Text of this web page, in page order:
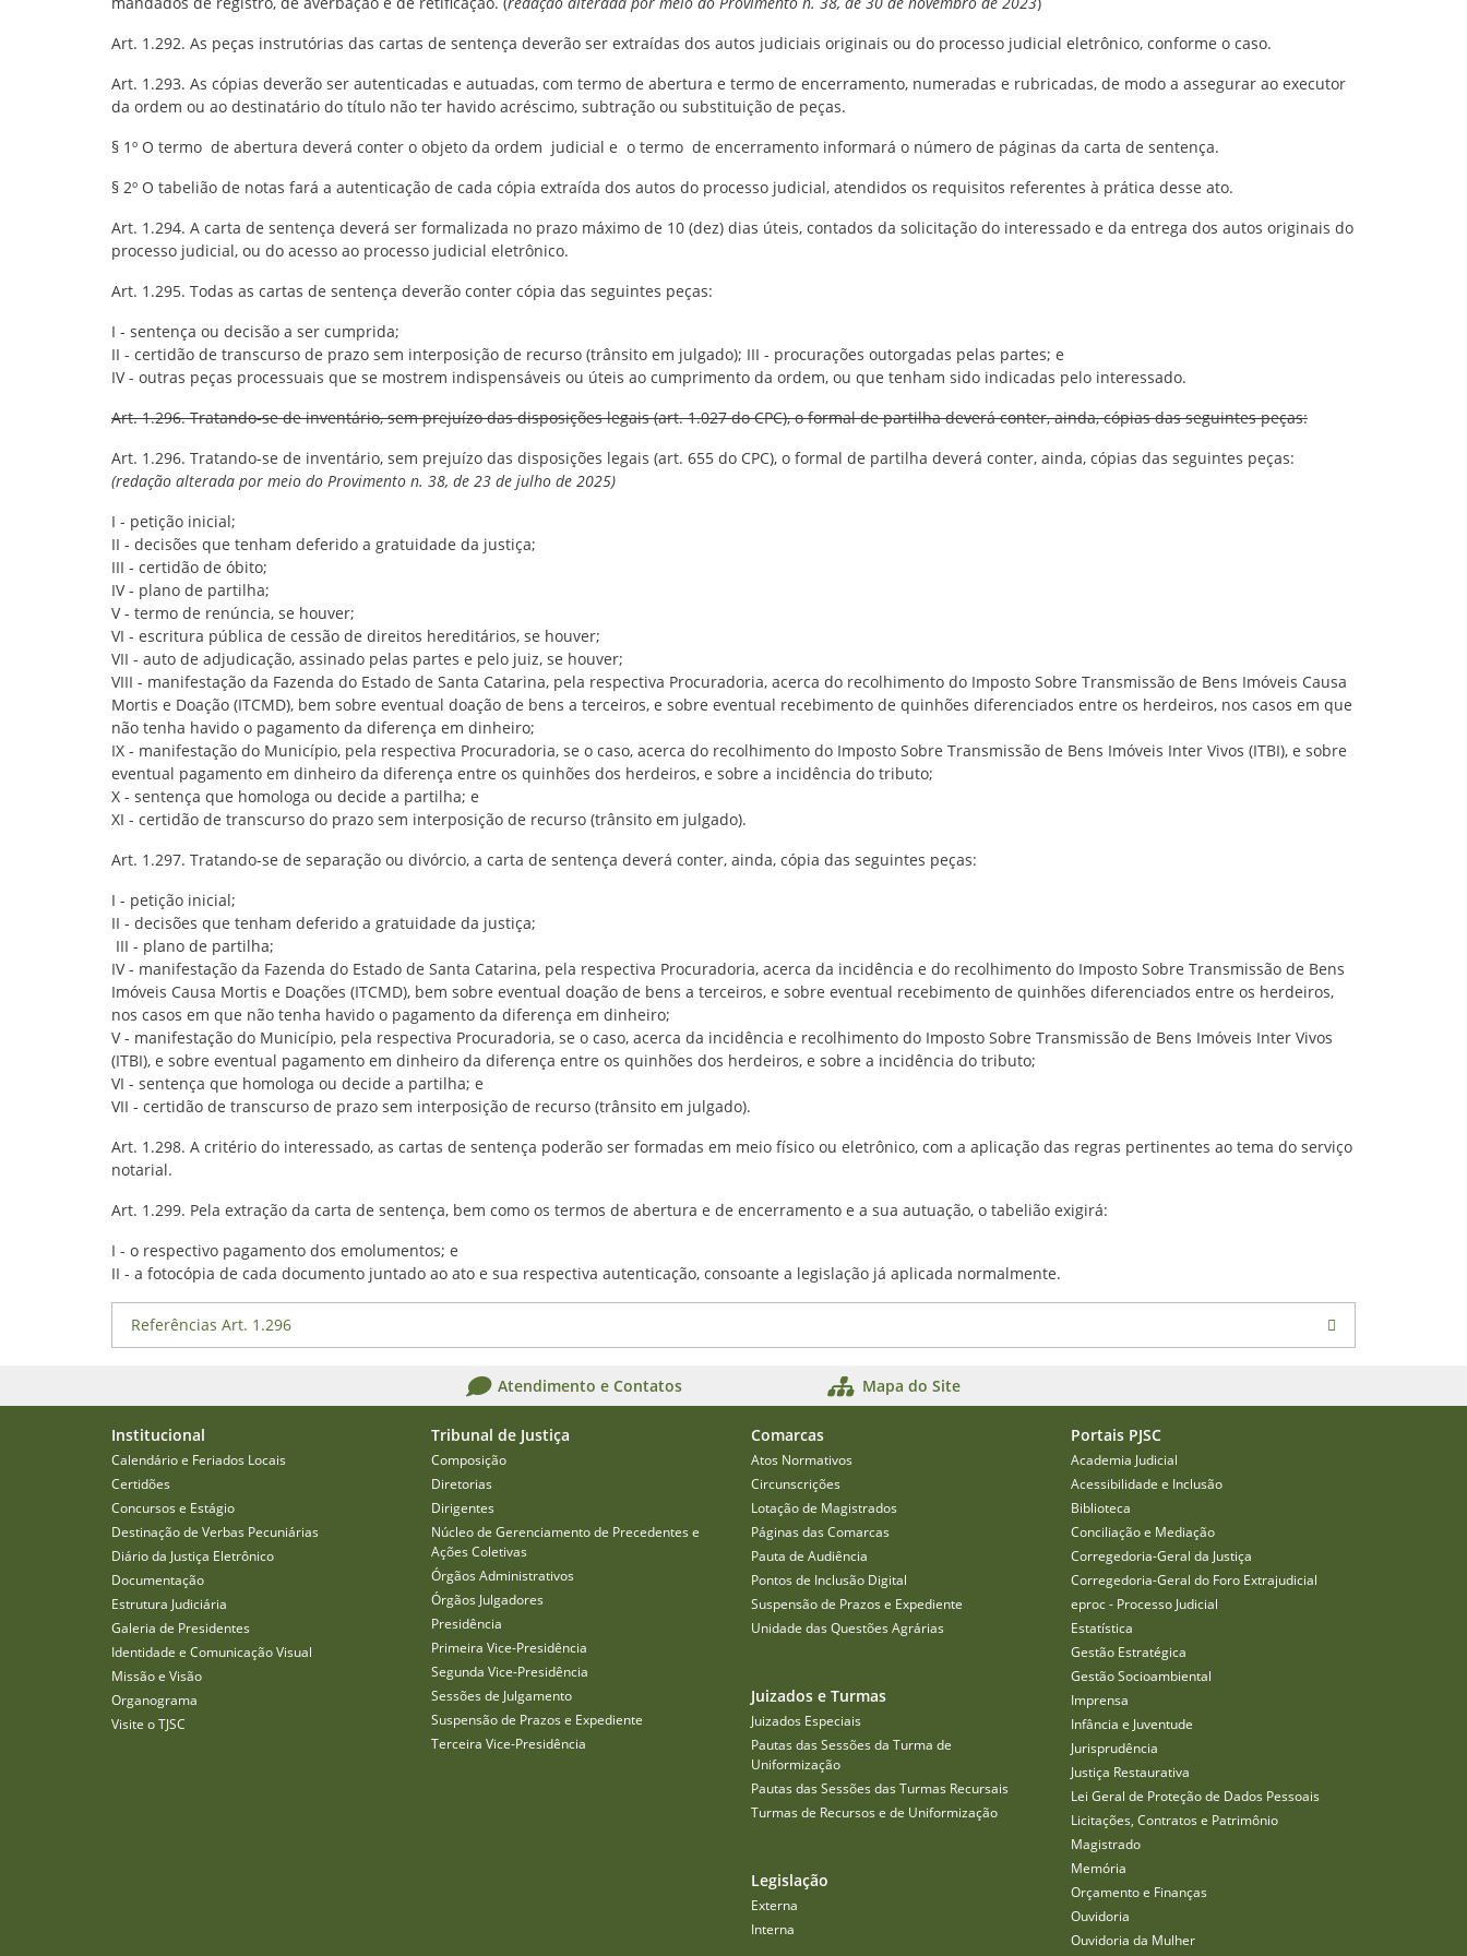
Art. 1.292. As peças instrutórias das cartas de sentença deverão ser extraídas dos autos judiciais originais ou do processo judicial eletrônico, conforme o caso.
Art. 1.293. As cópias deverão ser autenticadas e autuadas, com termo de abertura e termo de encerramento, numeradas e rubricadas, de modo a assegurar ao executor
da ordem ou ao destinatário do título não ter havido acréscimo, subtração ou substituição de peças.
§ 1º O termo de abertura deverá conter o objeto da ordem judicial e o termo de encerramento informará o número de páginas da carta de sentença.
§ 2º O tabelião de notas fará a autenticação de cada cópia extraída dos autos do processo judicial, atendidos os requisitos referentes à prática desse ato.
Art. 1.294. A carta de sentença deverá ser formalizada no prazo máximo de 10 (dez) dias úteis, contados da solicitação do interessado e da entrega dos autos originais do
processo judicial, ou do acesso ao processo judicial eletrônico.
Art. 1.295. Todas as cartas de sentença deverão conter cópia das seguintes peças:
I - sentença ou decisão a ser cumprida;
II - certidão de transcurso de prazo sem interposição de recurso (trânsito em julgado); III - procurações outorgadas pelas partes; e
IV - outras peças processuais que se mostrem indispensáveis ou úteis ao cumprimento da ordem, ou que tenham sido indicadas pelo interessado.
Art. 1.296. Tratando-se de inventário, sem prejuízo das disposições legais (art. 1.027 do CPC), o formal de partilha deverá conter, ainda, cópias das seguintes peças:
Art. 1.296. Tratando-se de inventário, sem prejuízo das disposições legais (art. 655 do CPC), o formal de partilha deverá conter, ainda, cópias das seguintes peças:
(redação alterada por meio do Provimento n. 38, de 23 de julho de 2025)
I - petição inicial;
II - decisões que tenham deferido a gratuidade da justiça;
III - certidão de óbito;
IV - plano de partilha;
V - termo de renúncia, se houver;
VI - escritura pública de cessão de direitos hereditários, se houver;
VII - auto de adjudicação, assinado pelas partes e pelo juiz, se houver;
VIII - manifestação da Fazenda do Estado de Santa Catarina, pela respectiva Procuradoria, acerca do recolhimento do Imposto Sobre Transmissão de Bens Imóveis Causa
Mortis e Doação (ITCMD), bem sobre eventual doação de bens a terceiros, e sobre eventual recebimento de quinhões diferenciados entre os herdeiros, nos casos em que
não tenha havido o pagamento da diferença em dinheiro;
IX - manifestação do Município, pela respectiva Procuradoria, se o caso, acerca do recolhimento do Imposto Sobre Transmissão de Bens Imóveis Inter Vivos (ITBI), e sobre
eventual pagamento em dinheiro da diferença entre os quinhões dos herdeiros, e sobre a incidência do tributo;
X - sentença que homologa ou decide a partilha; e
XI - certidão de transcurso do prazo sem interposição de recurso (trânsito em julgado).
Art. 1.297. Tratando-se de separação ou divórcio, a carta de sentença deverá conter, ainda, cópia das seguintes peças:
I - petição inicial;
II - decisões que tenham deferido a gratuidade da justiça;
III - plano de partilha;
IV - manifestação da Fazenda do Estado de Santa Catarina, pela respectiva Procuradoria, acerca da incidência e do recolhimento do Imposto Sobre Transmissão de Bens
Imóveis Causa Mortis e Doações (ITCMD), bem sobre eventual doação de bens a terceiros, e sobre eventual recebimento de quinhões diferenciados entre os herdeiros,
nos casos em que não tenha havido o pagamento da diferença em dinheiro;
V - manifestação do Município, pela respectiva Procuradoria, se o caso, acerca da incidência e recolhimento do Imposto Sobre Transmissão de Bens Imóveis Inter Vivos
(ITBI), e sobre eventual pagamento em dinheiro da diferença entre os quinhões dos herdeiros, e sobre a incidência do tributo;
VI - sentença que homologa ou decide a partilha; e
VII - certidão de transcurso de prazo sem interposição de recurso (trânsito em julgado).
Art. 1.298. A critério do interessado, as cartas de sentença poderão ser formadas em meio físico ou eletrônico, com a aplicação das regras pertinentes ao tema do serviço
notarial.
Art. 1.299. Pela extração da carta de sentença, bem como os termos de abertura e de encerramento e a sua autuação, o tabelião exigirá:
I - o respectivo pagamento dos emolumentos; e
II - a fotocópia de cada documento juntado ao ato e sua respectiva autenticação, consoante a legislação já aplicada normalmente.
Referências Art. 1.296
Atendimento e Contatos Mapa do Site
Institucional
Calendário e Feriados Locais
Certidões
Concursos e Estágio
Destinação de Verbas Pecuniárias
Diário da Justiça Eletrônico
Documentação
Estrutura Judiciária
Galeria de Presidentes
Identidade e Comunicação Visual
Missão e Visão
Organograma
Visite o TJSC
Tribunal de Justiça
Composição
Diretorias
Dirigentes
Núcleo de Gerenciamento de Precedentes e
Ações Coletivas
Órgãos Administrativos
Órgãos Julgadores
Presidência
Primeira Vice-Presidência
Segunda Vice-Presidência
Sessões de Julgamento
Suspensão de Prazos e Expediente
Terceira Vice-Presidência
Comarcas
Atos Normativos
Circunscrições
Lotação de Magistrados
Páginas das Comarcas
Pauta de Audiência
Pontos de Inclusão Digital
Suspensão de Prazos e Expediente
Unidade das Questões Agrárias
Juizados e Turmas
Juizados Especiais
Pautas das Sessões da Turma de
Uniformização
Pautas das Sessões das Turmas Recursais
Turmas de Recursos e de Uniformização
Legislação
Externa
Interna
Portais PJSC
Academia Judicial
Acessibilidade e Inclusão
Biblioteca
Conciliação e Mediação
Corregedoria-Geral da Justiça
Corregedoria-Geral do Foro Extrajudicial
eproc - Processo Judicial
Estatística
Gestão Estratégica
Gestão Socioambiental
Imprensa
Infância e Juventude
Jurisprudência
Justiça Restaurativa
Lei Geral de Proteção de Dados Pessoais
Licitações, Contratos e Patrimônio
Magistrado
Memória
Orçamento e Finanças
Ouvidoria
Ouvidoria da Mulher